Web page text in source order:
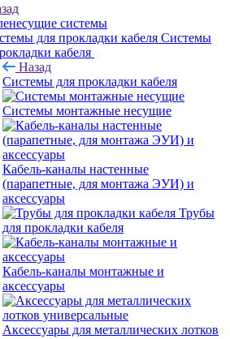
системы
Системы
кабеля
Назад
Системы для прокладки кабеля
Системы монтажные несущие
Кабель-каналы настенные
(парапетные, для монтажа ЭУИ) и
аксессуары
Трубы
для прокладки кабеля
Кабель-каналы монтажные и
аксессуары
Аксессуары для металлических лотков